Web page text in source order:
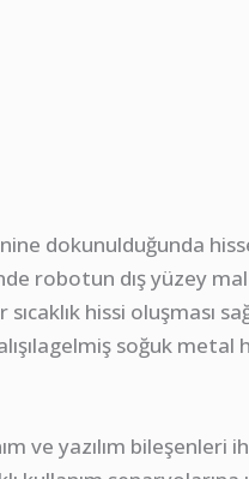
dokunulduğunda
robotun dış yüzey
hissi oluşması
soğuk
ve yazılım